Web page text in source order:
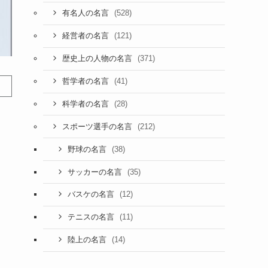
有名人の名言 (528)
経営者の名言 (121)
歴史上の人物の名言 (371)
哲学者の名言 (41)
科学者の名言 (28)
スポーツ選手の名言 (212)
野球の名言 (38)
サッカーの名言 (35)
バスケの名言 (12)
テニスの名言 (11)
陸上の名言 (14)